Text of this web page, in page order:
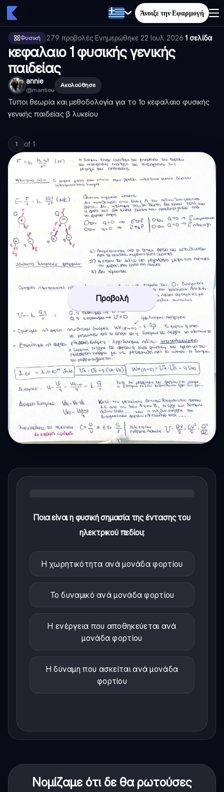
Άνοιξε την Εφαρμογή
Φυσική 279 προβολές·Ενημερώθηκε 22 Ιουλ 2026·1 σελίδα
κεφαλαιο 1 φυσικής γενικής
παιδείας
annie
@mantiou
Ακολούθησε
Τυποι θεωρία και μεθοδολογία για το 1ο κεφαλαιο φυσικής
γενικής παιδείας β λυκείου
1 of 1
Προβολή
Ποια είναι η φυσική σημασία της έντασης του
ηλεκτρικού πεδίου;
Η χωρητικότητα ανά μονάδα φορτίου
Το δυναμικό ανά μονάδα φορτίου
Η ενέργεια που αποθηκεύεται ανά
μονάδα φορτίου
Η δύναμη που ασκείται ανά μονάδα
φορτίου
Νομίζαμε ότι δε θα ρωτούσες